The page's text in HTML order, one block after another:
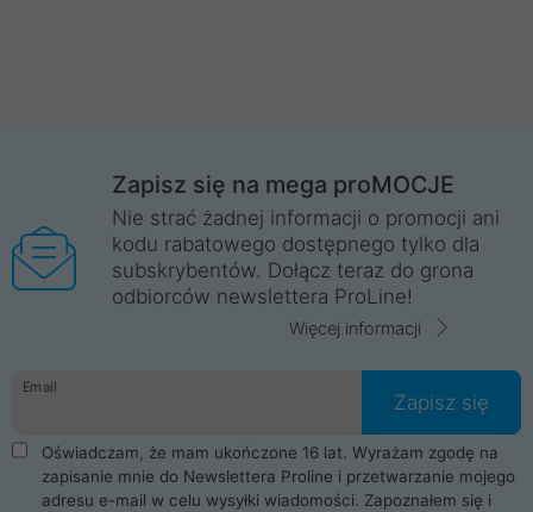
Zapisz się na mega proMOCJE
Nie strać żadnej informacji o promocji ani
kodu rabatowego dostępnego tylko dla
subskrybentów. Dołącz teraz do grona
odbiorców newslettera ProLine!
Więcej informacji
Email
Zapisz się
Oświadczam, że mam ukończone 16 lat. Wyrażam zgodę na
zapisanie mnie do Newslettera Proline i przetwarzanie mojego
adresu e-mail w celu wysyłki wiadomości. Zapoznałem się i